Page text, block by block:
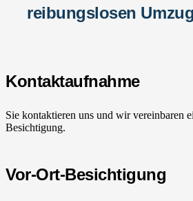
reibungslosen
Kontaktaufnahme
Sie kontaktieren uns und wir vereinbaren
Besichtigung.
Vor-Ort-Besichtigung